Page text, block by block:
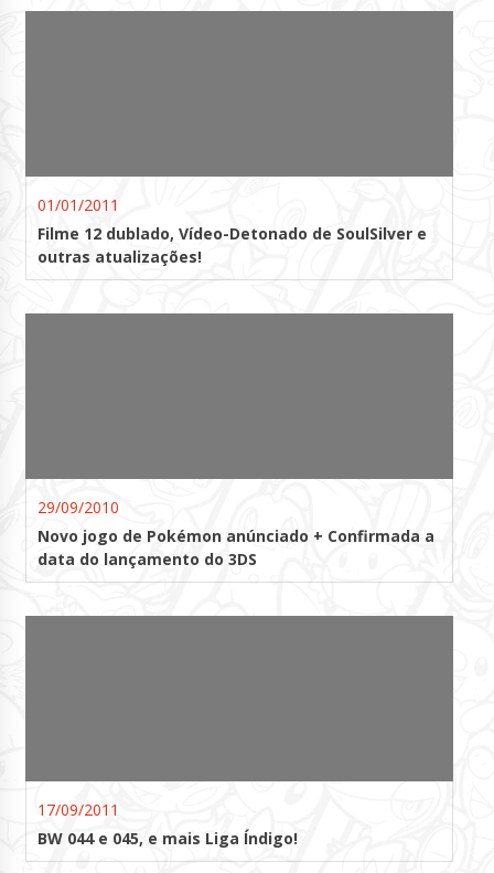
01/01/2011
Filme 12 dublado, Vídeo-Detonado de SoulSilver e
outras atualizações!
29/09/2010
Novo jogo de Pokémon anúnciado + Confirmada a
data do lançamento do 3DS
17/09/2011
BW 044 e 045, e mais Liga Índigo!